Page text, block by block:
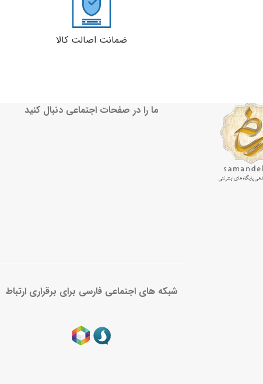
ضمانت اصالت کالا
ما را در صفحات اجتماعی دنبال کنید
شبکه های اجتماعی فارسی برای برقراری ارتباط